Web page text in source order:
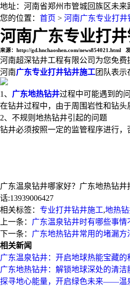
地址：河南省郑州市管城回族区未来
您的位置： 首页 > 河南广东专业打
河南广东专业打
来源：http://gd.hnchaoshen.com/news854021.html
河南超深钻井工程有限公司为您免费
河南广东专业打井钻井施工团队表示
1、 广东地热钻井过程中可能遇到的
在钻井过程中，由于周围岩性和钻
2、不规则地热钻井引起的问题
钻井必须按照一定的监管程序进行
广东温泉钻井哪家好？广东地热钻
话:13939006427
相关标签： 专业打井钻井施工,地热
上一条： 广东温泉钻井时有哪些事情
下一条： 广东地热钻井常用的堵漏方
相关新闻
广东温泉钻井：开启地球热能宝藏的
广东地热钻井：解锁地球深处的清洁
探寻地心能量，开启绿色未来——温